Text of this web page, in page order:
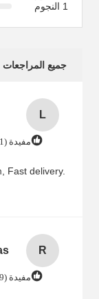
1 النجوم
جميع المراجعات
L
مفيدة (31)
Fast delivery.
R
مفيدة (39)